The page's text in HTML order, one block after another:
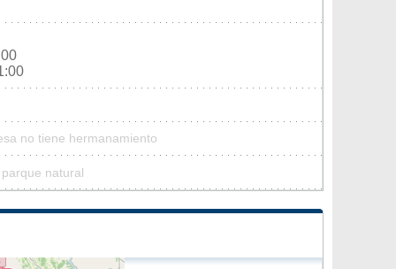
no tiene hermanamiento
natural